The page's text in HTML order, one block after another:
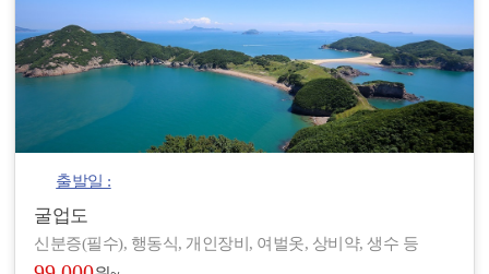
출발일 :
굴업도
신분증(필수), 행동식, 개인장비, 여벌옷, 상비약, 생수 등